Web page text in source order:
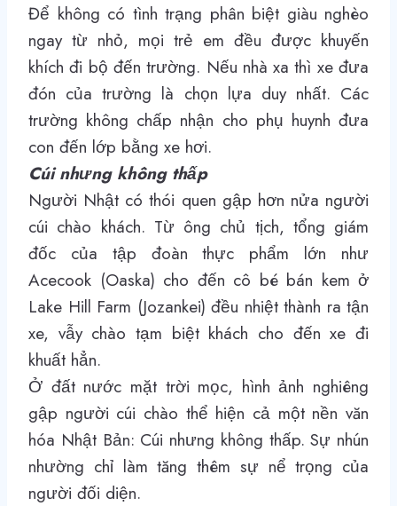
Để không có tình trạng phân biệt giàu nghèo
ngay từ nhỏ, mọi trẻ em đều được khuyến
khích đi bộ đến trường. Nếu nhà xa thì xe đưa
đón của trường là chọn lựa duy nhất. Các
trường không chấp nhận cho phụ huynh đưa
con đến lớp bằng xe hơi.
Cúi nhưng không thấp
Người Nhật có thói quen gập hơn nửa người
cúi chào khách. Từ ông chủ tịch, tổng giám
đốc của tập đoàn thực phẩm lớn như
Acecook (Oaska) cho đến cô bé bán kem ở
Lake Hill Farm (Jozankei) đều nhiệt thành ra tận
xe, vẫy chào tạm biệt khách cho đến xe đi
khuất hẳn.
Ở đất nước mặt trời mọc, hình ảnh nghiêng
gập người cúi chào thể hiện cả một nền văn
hóa Nhật Bản: Cúi nhưng không thấp. Sự nhún
nhường chỉ làm tăng thêm sự nể trọng của
người đối diện.